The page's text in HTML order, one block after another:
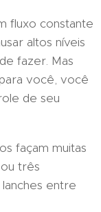
constante
altos níveis
fazer. Mas
você, você
de seu
façam muitas
três
entre